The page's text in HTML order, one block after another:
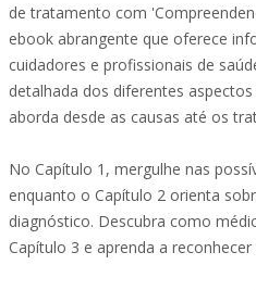
de tratamento com
ebook abrangente que oferece
cuidadores e profissionais de
detalhada dos diferentes
aborda desde as causas até os
No Capítulo 1, mergulhe nas
enquanto o Capítulo 2 orienta
diagnóstico. Descubra como
Capítulo 3 e aprenda a